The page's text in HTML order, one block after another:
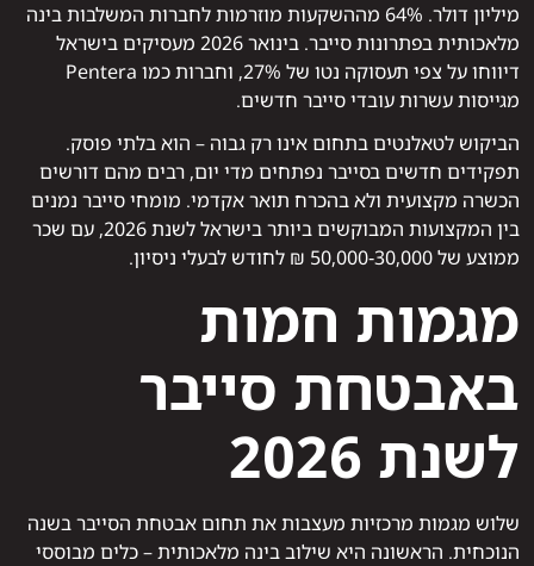
מיליון דולר. 64% מההשקעות מוזרמות לחברות המשלבות בינה
מלאכותית בפתרונות סייבר. בינואר 2026 מעסיקים בישראל
דיווחו על צפי תעסוקה נטו של 27%, וחברות כמו Pentera
מגייסות עשרות עובדי סייבר חדשים.
הביקוש לטאלנטים בתחום אינו רק גבוה – הוא בלתי פוסק.
תפקידים חדשים בסייבר נפתחים מדי יום, רבים מהם דורשים
הכשרה מקצועית ולא בהכרח תואר אקדמי. מומחי סייבר נמנים
בין המקצועות המבוקשים ביותר בישראל לשנת 2026, עם שכר
ממוצע של 30,000‑50,000 ₪ לחודש לבעלי ניסיון.
מגמות חמות
באבטחת סייבר
לשנת 2026
שלוש מגמות מרכזיות מעצבות את תחום אבטחת הסייבר בשנה
הנוכחית. הראשונה היא שילוב בינה מלאכותית – כלים מבוססי